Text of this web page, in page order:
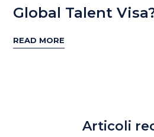
Global Talent
READ MORE
Articoli